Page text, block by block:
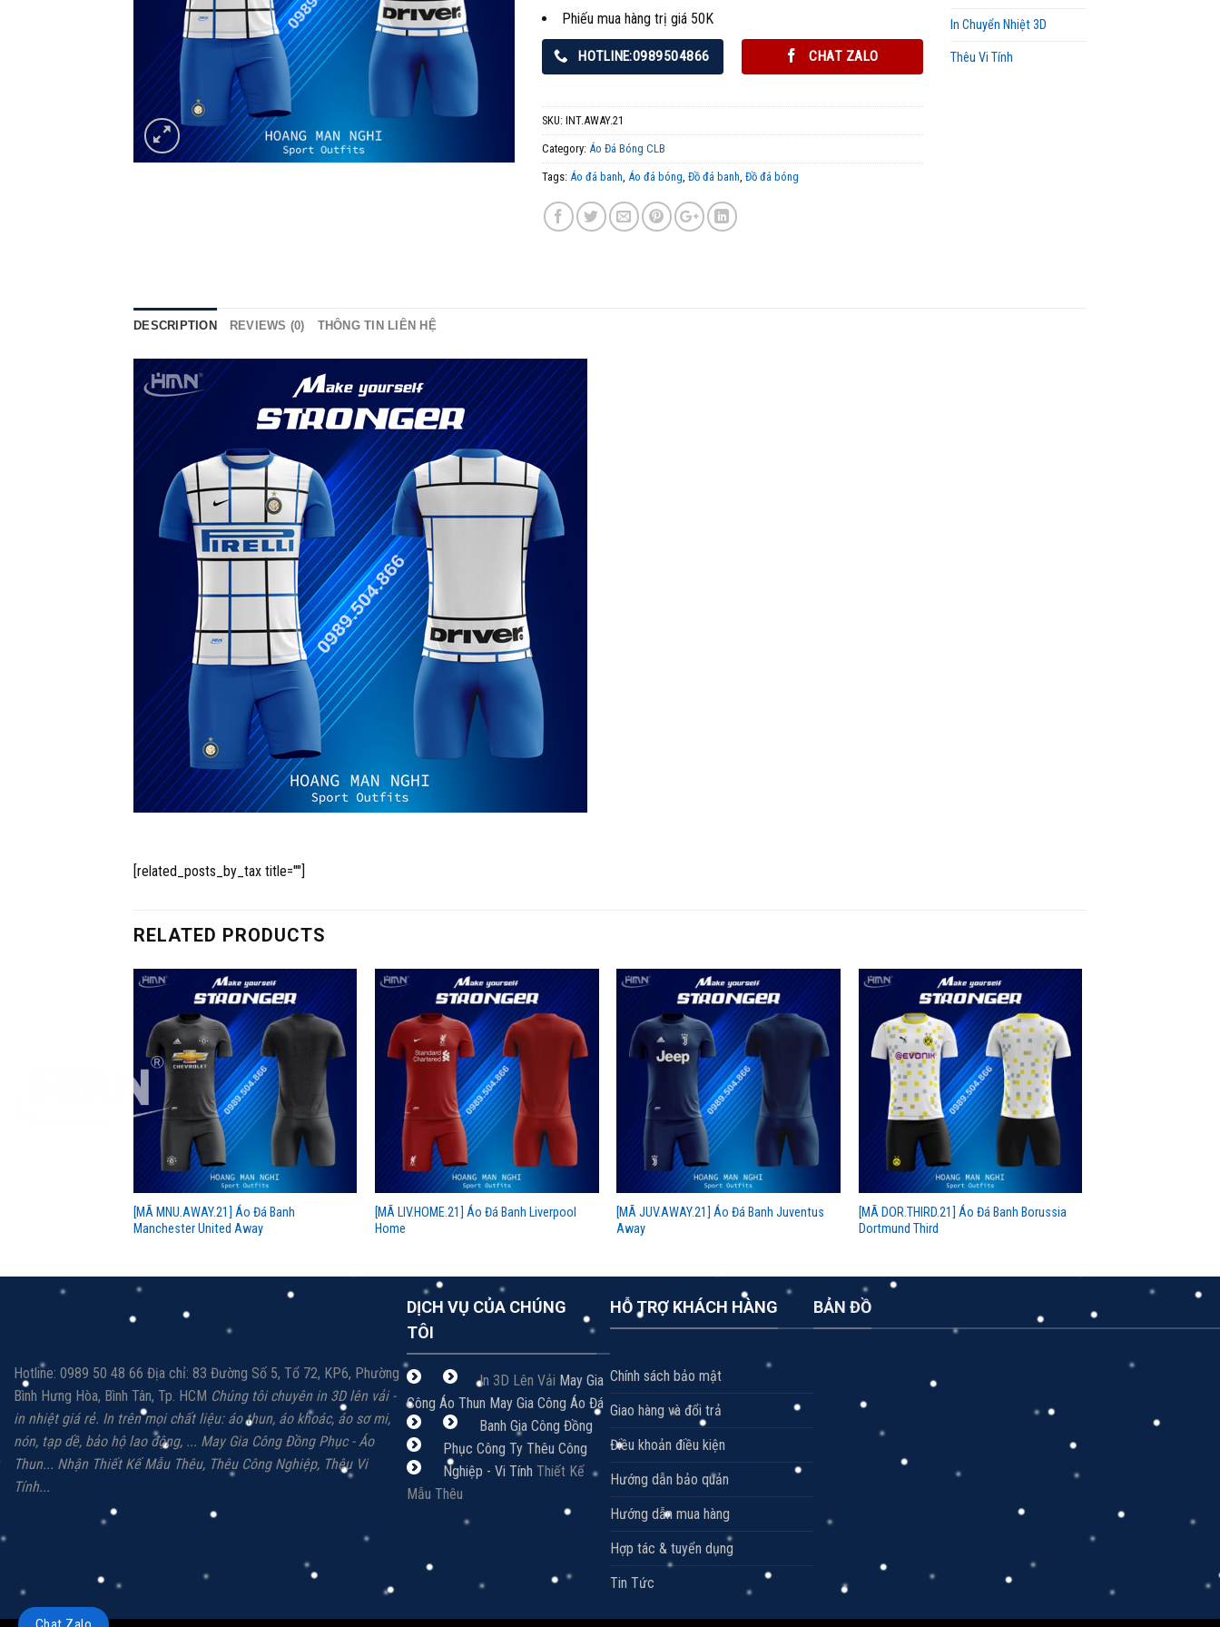
Phiếu mua hàng trị giá 50K
HOTLINE:0989504866 CHAT ZALO
SKU: INT.AWAY.21
Category: Áo Đá Bóng CLB
Tags: Áo đá banh Áo đá bóng Đồ đá banh Đồ đá bóng
In Chuyển Nhiệt 3D
Thêu Vi Tính
DESCRIPTION REVIEWS (0) THÔNG TIN LIÊN HỆ
[related_posts_by_tax title=""]
RELATED PRODUCTS
[MÃ MNU.AWAY.21] Áo Đá Banh
Manchester United Away
[MÃ LIV.HOME.21] Áo Đá Banh Liverpool
Home
[MÃ JUV.AWAY.21] Áo Đá Banh Juventus
Away
[MÃ DOR.THIRD.21] Áo Đá Banh Borussia
Dortmund Third
Hotline: 0989 50 48 66 Địa chỉ: 83 Đường Số 5, Tổ 72, KP6, Phường
Bình Hưng Hòa, Bình Tân, Tp. HCM Chúng tôi chuyên in 3D lên vải -
in nhiệt giá rẻ. In trên mọi chất liệu: áo thun, áo khoác, áo sơ mi,
nón, tạp dề, bảo hộ lao động, ... May Gia Công Đồng Phục - Áo
Thun... Nhận Thiết Kế Mẫu Thêu, Thêu Công Nghiệp, Thêu Vi
Tính...
DỊCH VỤ CỦA CHÚNG
TÔI
In 3D Lên Vải May Gia
Công Áo Thun May Gia Công Áo Đá
Banh Gia Công Đồng
Phục Công Ty Thêu Công
Nghiệp - Vi Tính Thiết Kế
Mẫu Thêu
HỖ TRỢ KHÁCH HÀNG
Chính sách bảo mật
Giao hàng và đổi trả
Điều khoản điều kiện
Hướng dẫn bảo quản
Hướng dẫn mua hàng
Hợp tác & tuyển dụng
Tin Tức
BẢN ĐỒ